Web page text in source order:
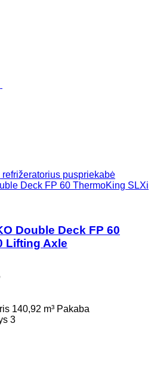
refrižeratorius puspriekabė
Deck FP 60 ThermoKing SLXi
Double Deck FP 60
Lifting Axle
140,92 m³ Pakaba
3